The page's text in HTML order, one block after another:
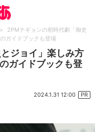
>
2PMテギョンの初時代劇「御史
ガイドブックも登場
ジョイ」楽しみ方
ガイドブックも登
2024.1.31 12:00 PR